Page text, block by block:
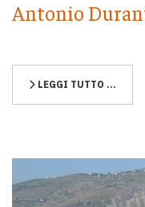
Antonio
LEGGI TUTTO …